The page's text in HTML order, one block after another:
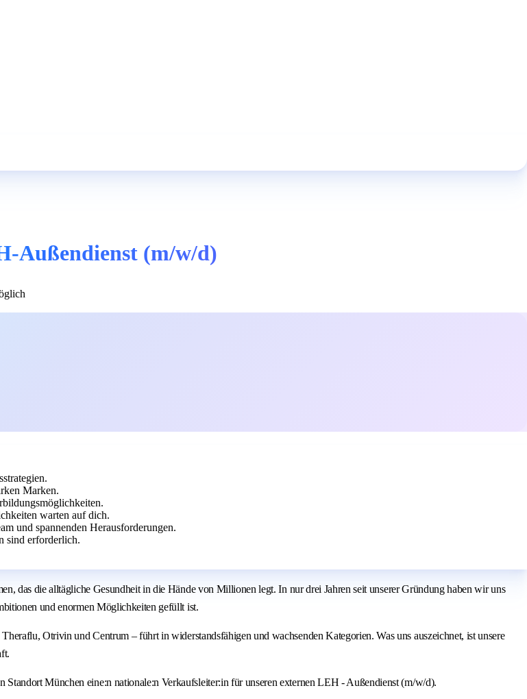
Außendienst (m/w/d)
Marken.
warten auf dich.
und spannenden Herausforderungen.
sind erforderlich.
das die alltägliche Gesundheit in die Hände von Millionen legt. In nur drei Jahren seit unserer Gründung haben wir uns
und enormen Möglichkeiten gefüllt ist.
Otrivin und Centrum – führt in widerstandsfähigen und wachsenden Kategorien. Was uns auszeichnet, ist unsere
München eine:n nationale:n Verkaufsleiter:in für unseren externen LEH - Außendienst (m/w/d).